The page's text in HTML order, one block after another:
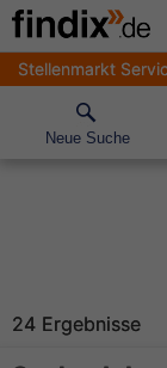
Stellenmarkt
Neue Suche
24 Ergebnisse